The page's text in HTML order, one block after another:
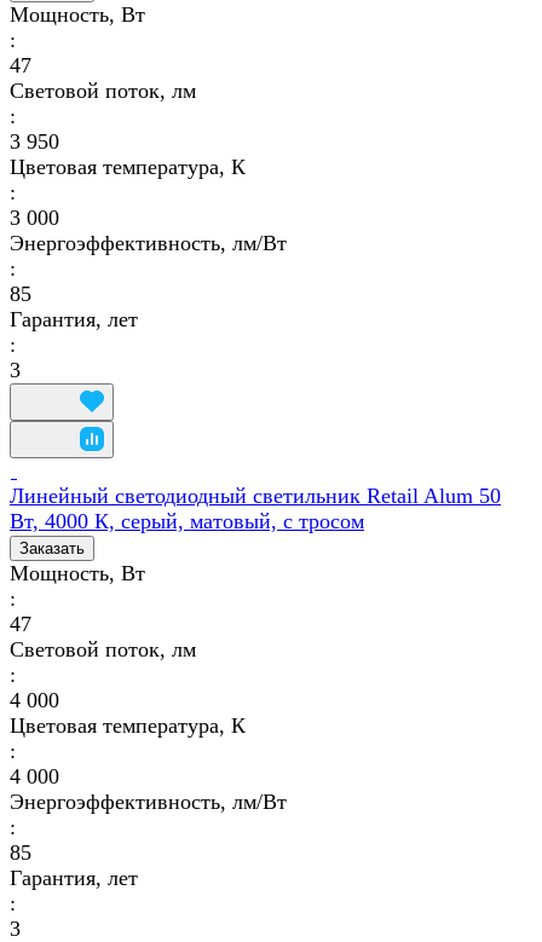
Мощность, Вт
:
47
Световой поток, лм
:
3 950
Цветовая температура, К
:
3 000
Энергоэффективность, лм/Вт
:
85
Гарантия, лет
:
3
Линейный светодиодный светильник Retail Alum 50
Вт, 4000 К, серый, матовый, с тросом
Заказать
Мощность, Вт
:
47
Световой поток, лм
:
4 000
Цветовая температура, К
:
4 000
Энергоэффективность, лм/Вт
:
85
Гарантия, лет
:
3